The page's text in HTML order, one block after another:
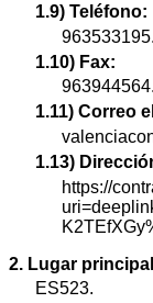
1.9) Teléfono:
963533195.
1.10) Fax:
963944564.
1.11) Correo
1.13)
https://
2. Lugar
ES523.